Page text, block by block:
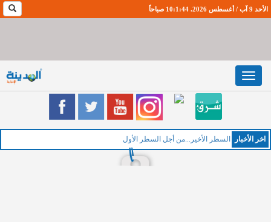
الأحد 9 آب / أغسطس 2026. 10:1:45 صباحاً
Toggle
navigation
اخر اﻷخبار